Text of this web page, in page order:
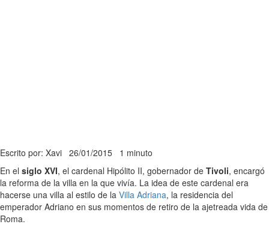
Escrito por: Xavi 26/01/2015 1 minuto
En el siglo XVI, el cardenal Hipólito II, gobernador de Tivoli, encargó
la reforma de la villa en la que vivía. La idea de este cardenal era
hacerse una villa al estilo de la Villa Adriana, la residencia del
emperador Adriano en sus momentos de retiro de la ajetreada vida de
Roma.